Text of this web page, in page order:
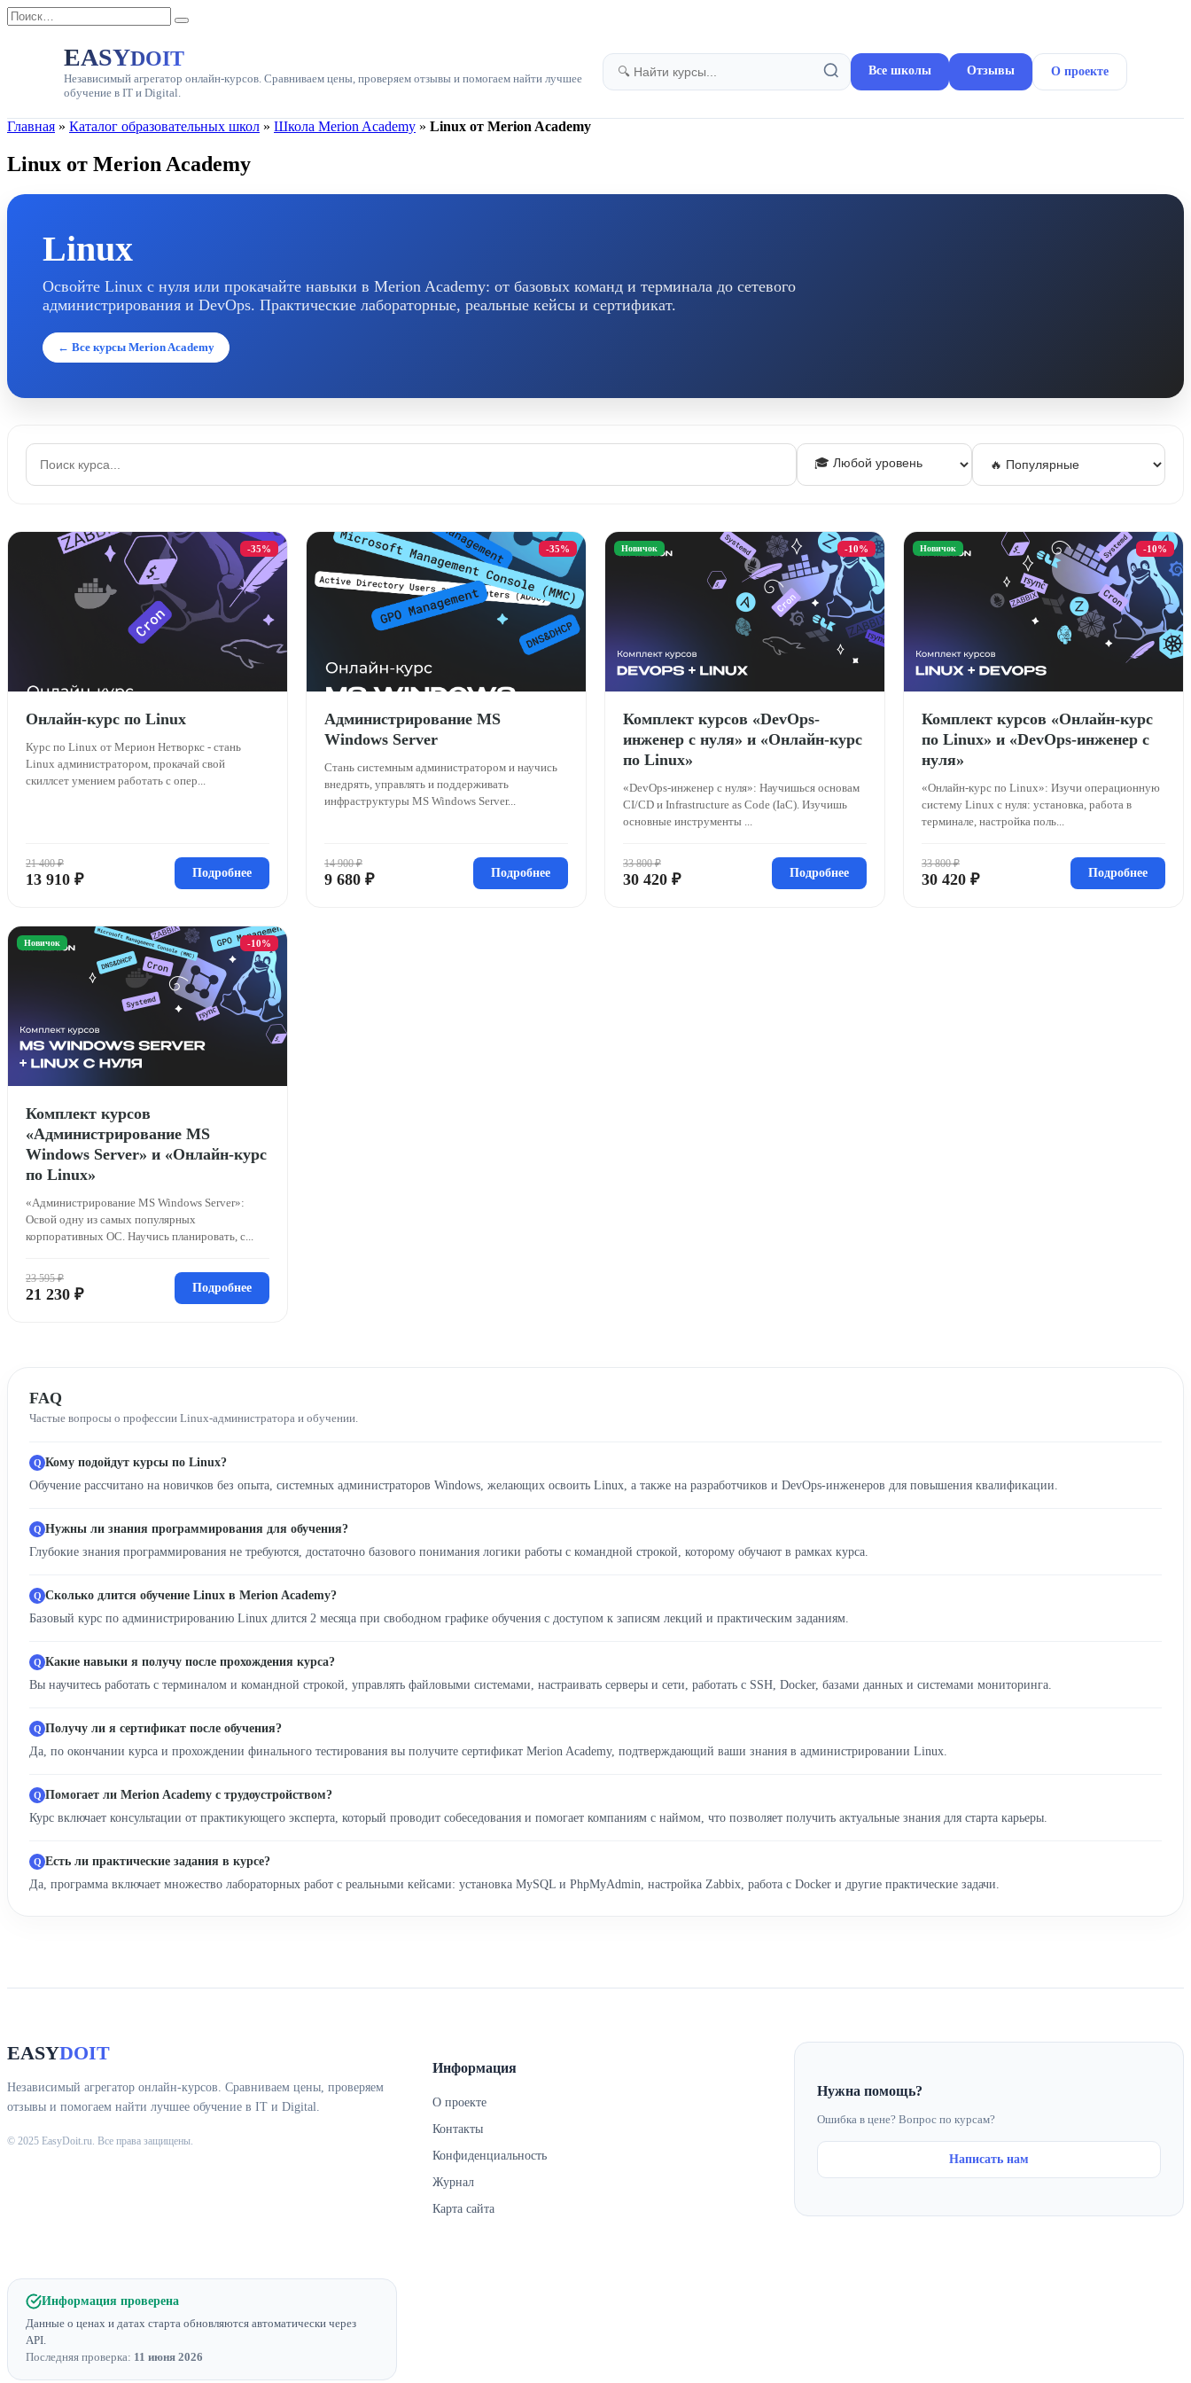
Перейти
к
Search
for:
EASYDOIT
Независимый агрегатор онлайн-курсов. Сравниваем цены, проверяем отзывы и помогаем найти лучшее
обучение в IT и Digital.
Все школы Отзывы О проекте
Главная » Каталог образовательных школ » Школа Merion Academy » Linux от Merion Academy
Linux от Merion Academy
Linux
Освойте Linux с нуля или прокачайте навыки в Merion Academy: от базовых команд и терминала до сетевого
администрирования и DevOps. Практические лабораторные, реальные кейсы и сертификат.
← Все курсы Merion Academy
-35%
Онлайн-курс по Linux
Курс по Linux от Мерион Нетворкс - стань
Linux администратором, прокачай свой
скиллсет умением работать с опер...
21 400 ₽
13 910 ₽ Подробнее
-35%
Администрирование MS
Windows Server
Стань системным администратором и научись
внедрять, управлять и поддерживать
инфраструктуры MS Windows Server...
14 900 ₽
9 680 ₽ Подробнее
-10%
Новичок
Комплект курсов «DevOps-
инженер с нуля» и «Онлайн-курс
по Linux»
«DevOps-инженер с нуля»: Научишься основам
CI/CD и Infrastructure as Code (IaC). Изучишь
основные инструменты ...
33 800 ₽
30 420 ₽ Подробнее
-10%
Новичок
Комплект курсов «Онлайн-курс
по Linux» и «DevOps-инженер с
нуля»
«Онлайн-курс по Linux»: Изучи операционную
систему Linux с нуля: установка, работа в
терминале, настройка поль...
33 800 ₽
30 420 ₽ Подробнее
-10%
Новичок
Комплект курсов
«Администрирование MS
Windows Server» и «Онлайн-курс
по Linux»
«Администрирование MS Windows Server»:
Освой одну из самых популярных
корпоративных ОС. Научись планировать, с...
23 595 ₽
21 230 ₽ Подробнее
FAQ
Частые вопросы о профессии Linux-администратора и обучении.
Кому подойдут курсы по Linux?
Обучение рассчитано на новичков без опыта, системных администраторов Windows, желающих освоить Linux, а также на разработчиков и DevOps-инженеров для повышения квалификации.
Нужны ли знания программирования для обучения?
Глубокие знания программирования не требуются, достаточно базового понимания логики работы с командной строкой, которому обучают в рамках курса.
Сколько длится обучение Linux в Merion Academy?
Базовый курс по администрированию Linux длится 2 месяца при свободном графике обучения с доступом к записям лекций и практическим заданиям.
Какие навыки я получу после прохождения курса?
Вы научитесь работать с терминалом и командной строкой, управлять файловыми системами, настраивать серверы и сети, работать с SSH, Docker, базами данных и системами мониторинга.
Получу ли я сертификат после обучения?
Да, по окончании курса и прохождении финального тестирования вы получите сертификат Merion Academy, подтверждающий ваши знания в администрировании Linux.
Помогает ли Merion Academy с трудоустройством?
Курс включает консультации от практикующего эксперта, который проводит собеседования и помогает компаниям с наймом, что позволяет получить актуальные знания для старта карьеры.
Есть ли практические задания в курсе?
Да, программа включает множество лабораторных работ с реальными кейсами: установка MySQL и PhpMyAdmin, настройка Zabbix, работа с Docker и другие практические задачи.
EASYDOIT
Независимый агрегатор онлайн-курсов. Сравниваем цены, проверяем
отзывы и помогаем найти лучшее обучение в IT и Digital.
© 2025 EasyDoit.ru. Все права защищены.
Информация
О проекте
Контакты
Конфиденциальность
Журнал
Карта сайта
Нужна помощь?
Ошибка в цене? Вопрос по курсам?
Написать нам
Информация проверена
Данные о ценах и датах старта обновляются автоматически через
API.
Последняя проверка: 11 июня 2026